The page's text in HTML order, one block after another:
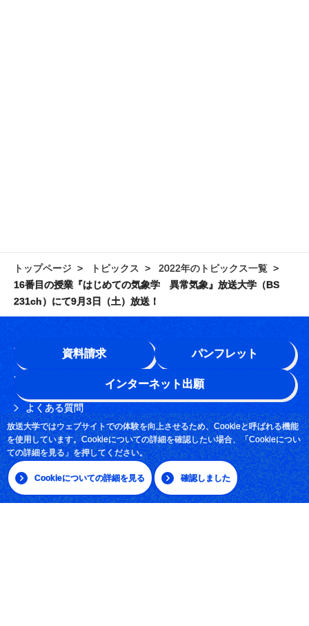
放送大学ではウェブサイトでの体験を向上させるため、Cookieと呼ばれる機能
を使用しています。Cookieについての詳細を確認したい場合、「Cookieについ
ての詳細を見る」を押してください。
Cookieについての詳細を見る 確認しました
資料請求 パンフレット
インターネット出願
トップページ トピックス
2022年のトピックス一覧
16番目の授業『はじめての気象学 異常気象』放送大学（BS
231ch）にて9月3日（土）放送！
学園情報
このサイトについて
よくある質問
お問い合わせ
採用情報
サイトマップ